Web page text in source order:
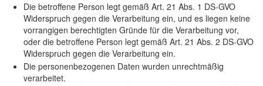
Die betroffene Person legt gemäß Art. 21 Abs. 1 DS-GVO
Widerspruch gegen die Verarbeitung ein, und es liegen keine
vorrangigen berechtigten Gründe für die Verarbeitung vor,
oder die betroffene Person legt gemäß Art. 21 Abs. 2 DS-GVO
Widerspruch gegen die Verarbeitung ein.
Die personenbezogenen Daten wurden unrechtmäßig
verarbeitet.